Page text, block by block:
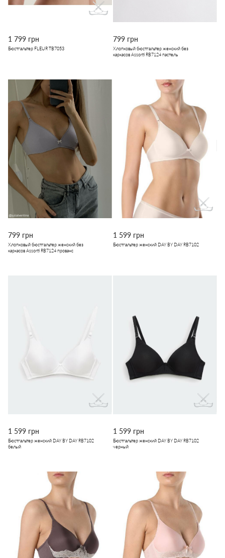
1 799 грн
Бюстгальтер FLEUR TB7053
799 грн
Хлопковый бюстгальтер женский без
каркасов Assorti RB7124 пастель
799 грн
Хлопковый бюстгальтер женский без
каркасов Assorti RB7124 прованс
1 599 грн
Бюстгальтер женский DAY BY DAY RB7102
1 599 грн
Бюстгальтер женский DAY BY DAY RB7102
белый
1 599 грн
Бюстгальтер женский DAY BY DAY RB7102
черный